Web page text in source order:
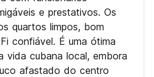
e prestativos. Os
quartos limpos, bom
confiável. É uma ótima
vida cubana local, embora
afastado do centro